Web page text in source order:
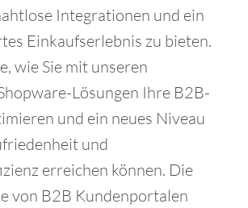
Integrationen und ein
Einkaufserlebnis zu bieten.
wie Sie mit unseren
Lösungen Ihre B2B-
und ein neues Niveau
und
erreichen können. Die
von B2B Kundenportalen